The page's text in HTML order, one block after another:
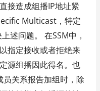
接造成组播IP地址紧
Multicast，特定
述问题。 在SSM中，
指定接收或者拒绝来
源组播因此得名。也
关系报告加组时，除